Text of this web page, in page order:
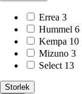
Errea 3
Hummel 6
Kempa 10
Mizuno 3
Select 13
Storlek